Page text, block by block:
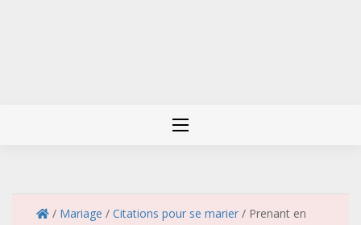
/ Mariage / Citations pour se marier / Prenant en